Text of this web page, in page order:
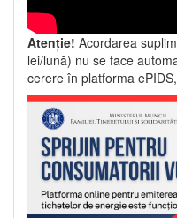
Atenție! Acordarea
lei/lună) nu se face
cerere în platforma